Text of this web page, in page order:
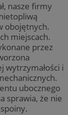
nasze firmy
obojętnych.
miejscach.
przez
wytrzymałości i
ubocznego
sprawia, że nie